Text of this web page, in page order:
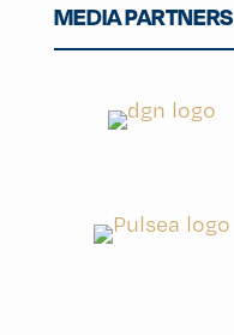
MEDIA PARTNERS